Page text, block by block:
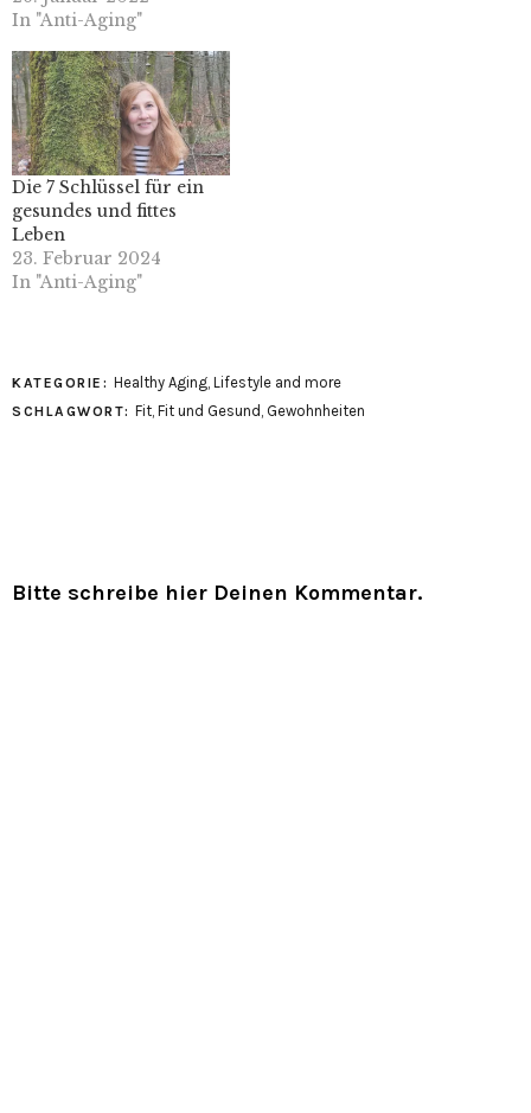
In "Anti-Aging"
Die 7 Schlüssel für ein
gesundes und fittes
Leben
23. Februar 2024
In "Anti-Aging"
KATEGORIE: Healthy Aging, Lifestyle and more
SCHLAGWORT: Fit Fit und Gesund Gewohnheiten
Bitte schreibe hier Deinen Kommentar.